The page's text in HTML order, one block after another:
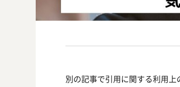
別の記事で引用に関する利用